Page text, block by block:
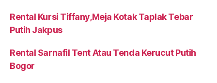
Rental Kursi Tiffany,Meja Kotak Taplak Tebar
Putih Jakpus
Rental Sarnafil Tent Atau Tenda Kerucut Putih
Bogor